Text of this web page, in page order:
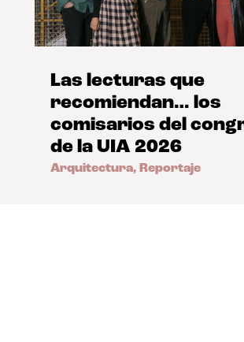
Las lecturas que
recomiendan… los
comisarios del
de la UIA 2026
Arquitectura, Reportaje